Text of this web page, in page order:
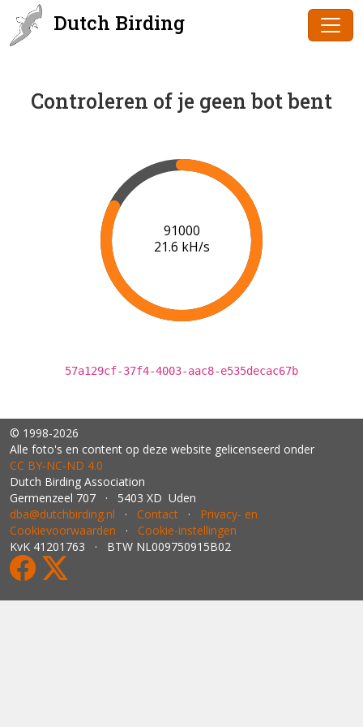
Dutch Birding
Controleren of je geen bot bent
91000
21.6 kH/s
57a129cf-37f4-4003-aac8-e535decac67b
© 1998-2026
Alle foto's en content op deze website gelicenseerd onder
CC BY‑NC‑ND 4.0
Dutch Birding Association
Germenzeel 707 · 5403 XD Uden
dba@dutchbirding.nl · Contact · Privacy- en
Cookievoorwaarden · Cookie-instellingen
KvK 41201763 · BTW NL009750915B02